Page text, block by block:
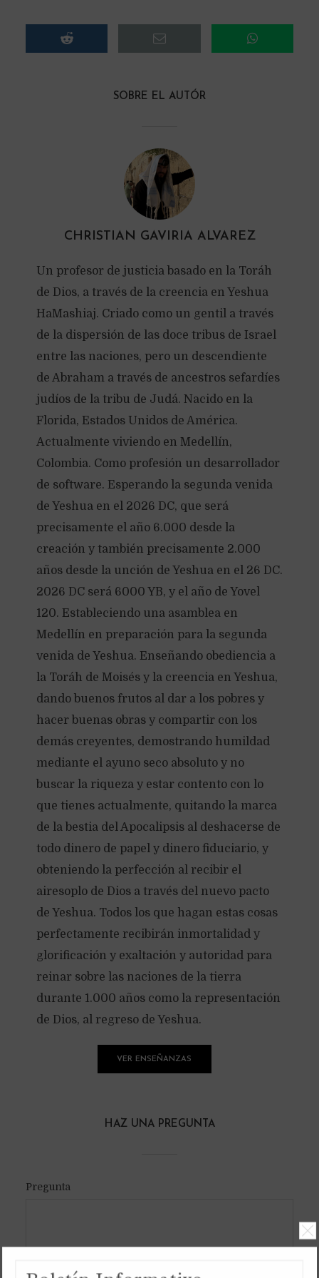
SOBRE EL AUTÓR
CHRISTIAN GAVIRIA ALVAREZ
Un profesor de justicia basado en la Toráh
de Dios, a través de la creencia en Yeshua
HaMashiaj. Criado como un gentil a través
de la dispersión de las doce tribus de Israel
entre las naciones, pero un descendiente
de Abraham a través de ancestros sefardíes
judíos de la tribu de Judá. Nacido en la
Florida, Estados Unidos de América.
Actualmente viviendo en Medellín,
Colombia. Como profesión un desarrollador
de software. Esperando la segunda venida
de Yeshua en el 2026 DC, que será
precisamente el año 6.000 desde la
creación y también precisamente 2.000
años desde la unción de Yeshua en el 26 DC.
2026 DC será 6000 YB, y el año de Yovel
120. Estableciendo una asamblea en
Medellín en preparación para la segunda
venida de Yeshua. Enseñando obediencia a
la Toráh de Moisés y la creencia en Yeshua,
dando buenos frutos al dar a los pobres y
hacer buenas obras y compartir con los
demás creyentes, demostrando humildad
mediante el ayuno seco absoluto y no
buscar la riqueza y estar contento con lo
que tienes actualmente, quitando la marca
de la bestia del Apocalipsis al deshacerse de
todo dinero de papel y dinero fiduciario, y
obteniendo la perfección al recibir el
airesoplo de Dios a través del nuevo pacto
de Yeshua. Todos los que hagan estas cosas
perfectamente recibirán inmortalidad y
glorificación y exaltación y autoridad para
reinar sobre las naciones de la tierra
durante 1.000 años como la representación
de Dios, al regreso de Yeshua.
VER ENSEÑANZAS
HAZ UNA PREGUNTA
Pregunta